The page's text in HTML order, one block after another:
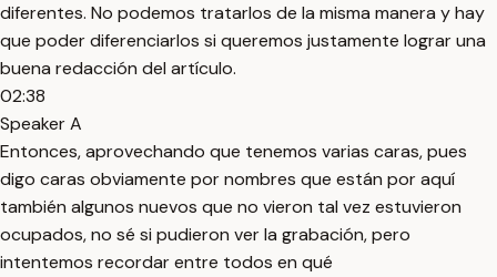
diferentes. No podemos tratarlos de la misma manera y hay
que poder diferenciarlos si queremos justamente lograr una
buena redacción del artículo.
02:38
Speaker A
Entonces, aprovechando que tenemos varias caras, pues
digo caras obviamente por nombres que están por aquí
también algunos nuevos que no vieron tal vez estuvieron
ocupados, no sé si pudieron ver la grabación, pero
intentemos recordar entre todos en qué